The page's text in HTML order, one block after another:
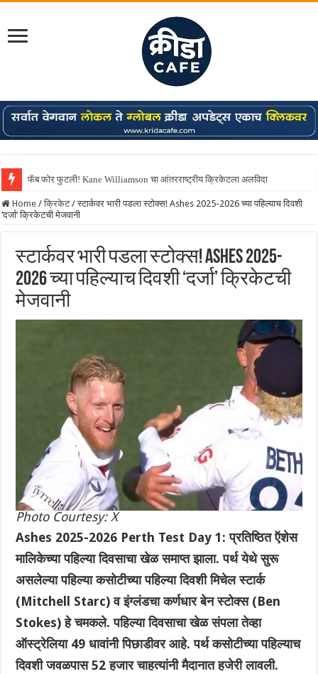
फॅब फोर फुटली! Kane Williamson चा आंतरराष्ट्रीय क्रिकेटला अलविदा
Home / क्रिकेट / स्टार्कवर भारी पडला स्टोक्स! Ashes 2025-2026 च्या पहिल्याच दिवशी
‘दर्जा’ क्रिकेटची मेजवानी
स्टार्कवर भारी पडला स्टोक्स! Ashes 2025-
2026 च्या पहिल्याच दिवशी ‘दर्जा’ क्रिकेटची
मेजवानी
Photo Courtesy: X
Ashes 2025-2026 Perth Test Day 1: प्रतिष्ठित ऍशेस
मालिकेच्या पहिल्या दिवसाचा खेळ समाप्त झाला. पर्थ येथे सुरू
असलेल्या पहिल्या कसोटीच्या पहिल्या दिवशी मिचेल स्टार्क
(Mitchell Starc) व इंग्लंडचा कर्णधार बेन स्टोक्स (Ben
Stokes) हे चमकले. पहिल्या दिवसाचा खेळ संपला तेव्हा
ऑस्ट्रेलिया 49 धावांनी पिछाडीवर आहे. पर्थ कसोटीच्या पहिल्याच
दिवशी जवळपास 52 हजार चाहत्यांनी मैदानात हजेरी लावली.